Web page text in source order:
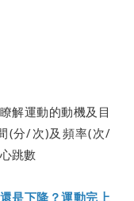
解運動的動機及目
(分/次)及頻率(次/
跳數
是下降？運動完上